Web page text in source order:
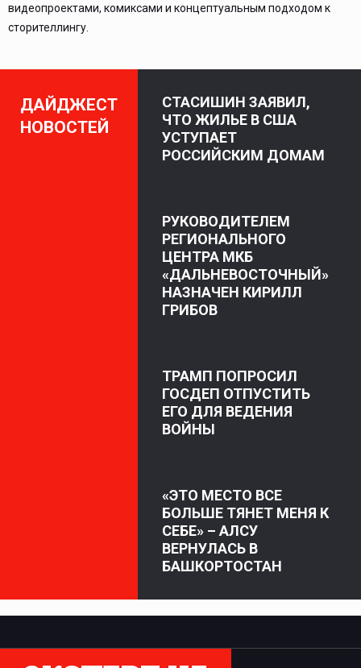
видеопроектами, комиксами и концептуальным подходом к
сторителлингу.
ДАЙДЖЕСТ
НОВОСТЕЙ
СТАСИШИН ЗАЯВИЛ,
ЧТО ЖИЛЬЕ В США
УСТУПАЕТ
РОССИЙСКИМ ДОМАМ
РУКОВОДИТЕЛЕМ
РЕГИОНАЛЬНОГО
ЦЕНТРА МКБ
«ДАЛЬНЕВОСТОЧНЫЙ»
НАЗНАЧЕН КИРИЛЛ
ГРИБОВ
ТРАМП ПОПРОСИЛ
ГОСДЕП ОТПУСТИТЬ
ЕГО ДЛЯ ВЕДЕНИЯ
ВОЙНЫ
«ЭТО МЕСТО ВСЕ
БОЛЬШЕ ТЯНЕТ МЕНЯ К
СЕБЕ» – АЛСУ
ВЕРНУЛАСЬ В
БАШКОРТОСТАН